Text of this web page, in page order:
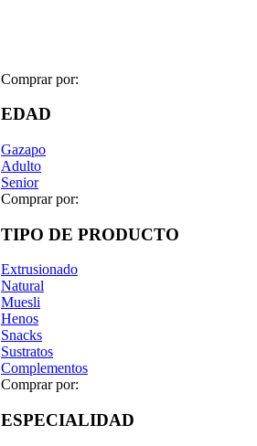
Comprar por:
EDAD
Gazapo
Adulto
Senior
Comprar por:
TIPO DE PRODUCTO
Extrusionado
Natural
Muesli
Henos
Snacks
Sustratos
Complementos
Comprar por:
ESPECIALIDAD